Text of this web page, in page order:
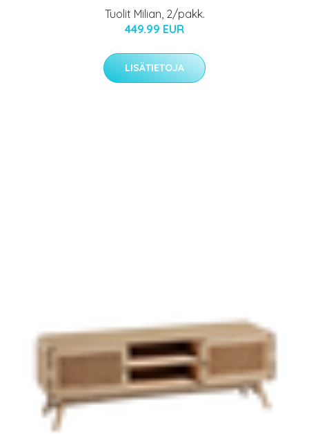
Tuolit Milian, 2/pakk.
449.99 EUR
LISÄTIETOJA